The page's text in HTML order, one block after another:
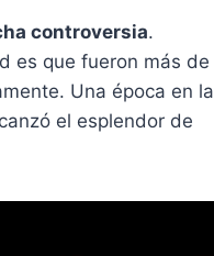
controversia.
es que fueron más de
Una época en la
el esplendor de